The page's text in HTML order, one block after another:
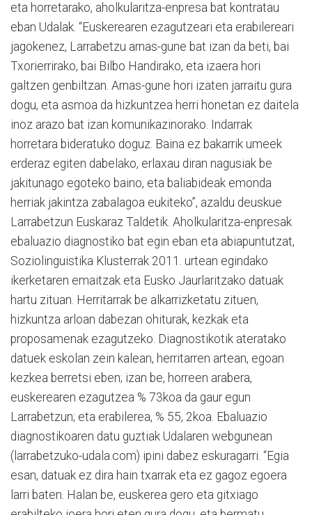
eta horretarako, aholkularitza-enpresa bat kontratau
eban Udalak. “Euskerearen ezagutzeari eta erabilereari
jagokenez, Larrabetzu arnas-gune bat izan da beti, bai
Txorierrirako, bai Bilbo Handirako, eta izaera hori
galtzen genbiltzan. Arnas-gune hori izaten jarraitu gura
dogu, eta asmoa da hizkuntzea herri honetan ez daitela
inoz arazo bat izan komunikazinorako. Indarrak
horretara bideratuko doguz. Baina ez bakarrik umeek
erderaz egiten dabelako, erlaxau diran nagusiak be
jakitunago egoteko baino, eta baliabideak emonda
herriak jakintza zabalagoa eukiteko”, azaldu deuskue
Larrabetzun Euskaraz Taldetik. Aholkularitza-enpresak
ebaluazio diagnostiko bat egin eban eta abiapuntutzat,
Soziolinguistika Klusterrak 2011. urtean egindako
ikerketaren emaitzak eta Eusko Jaurlaritzako datuak
hartu zituan. Herritarrak be alkarrizketatu zituen,
hizkuntza arloan dabezan ohiturak, kezkak eta
proposamenak ezagutzeko. Diagnostikotik ateratako
datuek eskolan zein kalean, herritarren artean, egoan
kezkea berretsi eben; izan be, horreen arabera,
euskerearen ezagutzea % 73koa da gaur egun
Larrabetzun; eta erabilerea, % 55, 2koa. Ebaluazio
diagnostikoaren datu guztiak Udalaren webgunean
(larrabetzuko-udala.com) ipini dabez eskuragarri. “Egia
esan, datuak ez dira hain txarrak eta ez gagoz egoera
larri baten. Halan be, euskerea gero eta gitxiago